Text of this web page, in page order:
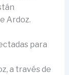
Ardoz.
para
a través de